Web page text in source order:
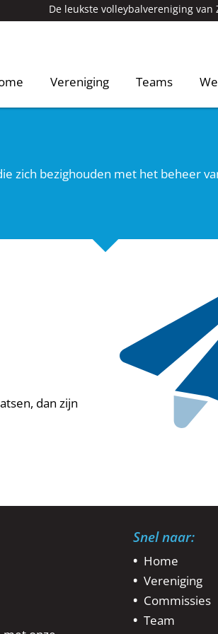
De leukste volleybalvereniging van
Vereniging Teams
zich bezighouden met het beheer
dan zijn
Snel naar:
Home
Vereniging
Commissies
Team